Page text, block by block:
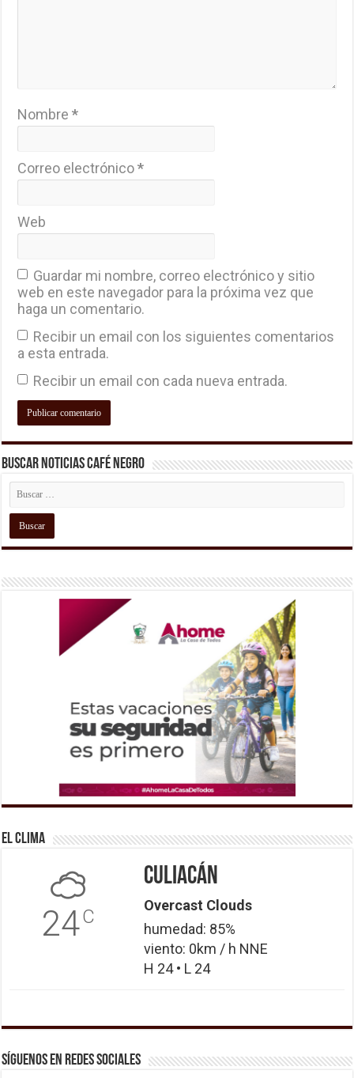
Nombre*
Correo electrónico*
Web
Guardar mi nombre, correo electrónico y sitio
web en este navegador para la próxima vez que
haga un comentario.
Recibir un email con los siguientes comentarios
a esta entrada.
Recibir un email con cada nueva entrada.
Buscar Noticias Café Negro
El Clima
24C
Culiacán
Overcast Clouds
humedad: 85%
viento: 0km / h NNE
H 24 • L 24
Síguenos en Redes Sociales